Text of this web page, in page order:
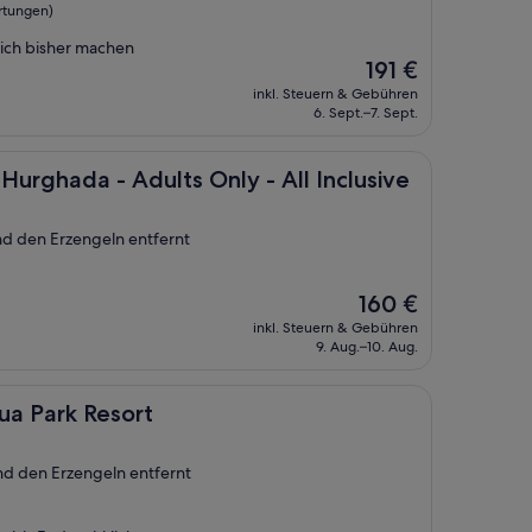
bisher machen
Der
Preis
beträgt
191 €
inkl. Steuern & Gebühren
6. Sept.–7. Sept.
Hurghada - Adults Only - All Inclusive
- Adults Only - All Inclusive
den Erzengeln entfernt
Der
Preis
beträgt
160 €
inkl. Steuern & Gebühren
9. Aug.–10. Aug.
Park Resort
den Erzengeln entfernt